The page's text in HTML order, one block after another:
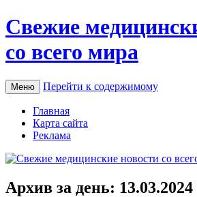
Свежие
со всего мира
Меню Перейти к содержимому
Главная
Карта сайта
Реклама
Архив за день: 13.03.2024